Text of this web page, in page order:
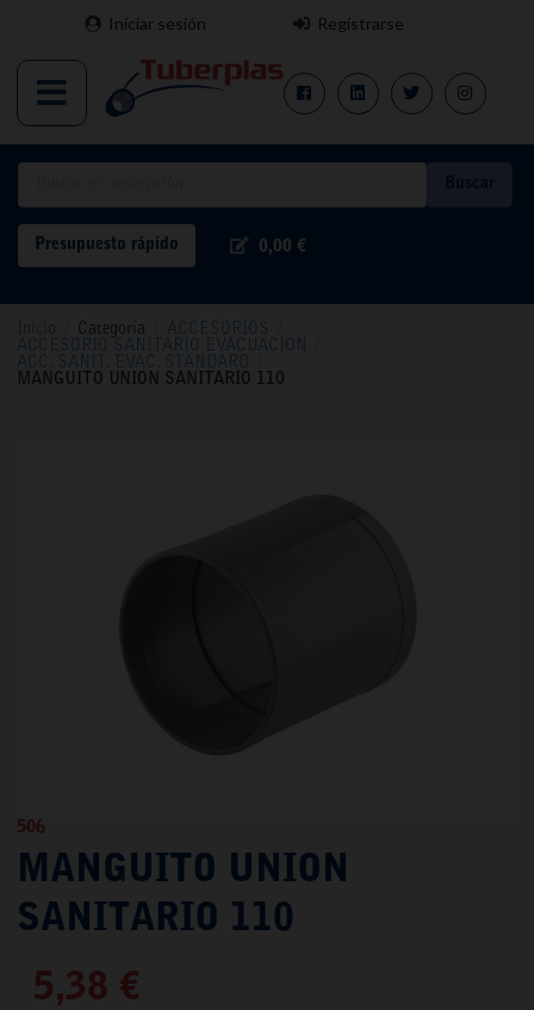
Iniciar sesión Registrarse
Presupuesto rápido 0,00 €
Inicio Categoría ACCESORIOS
ACCESORIO SANITARIO EVACUACION
ACC. SANIT. EVAC. STANDARD
MANGUITO UNION SANITARIO 110
506
MANGUITO UNION
SANITARIO 110
5,38 €